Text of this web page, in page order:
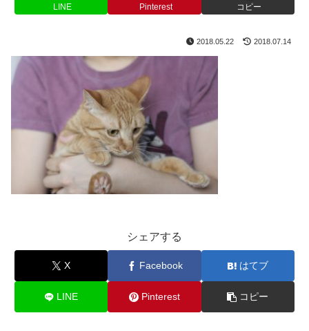
LINE Pinterest コピー
2018.05.22 2018.07.14
シェアする
X Facebook はてブ
LINE Pinterest コピー